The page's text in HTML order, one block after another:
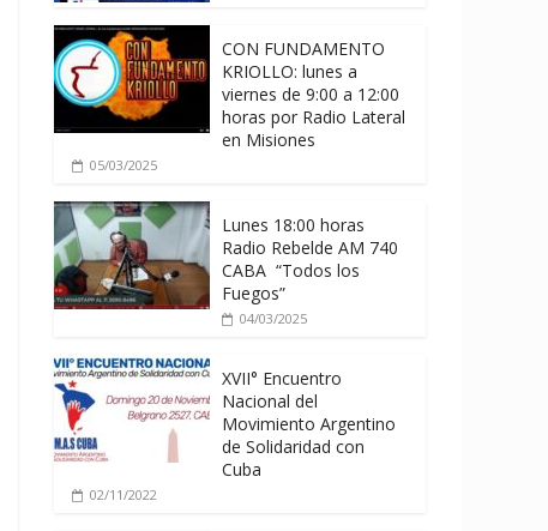
CON FUNDAMENTO
KRIOLLO: lunes a
viernes de 9:00 a 12:00
horas por Radio Lateral
en Misiones
05/03/2025
Lunes 18:00 horas
Radio Rebelde AM 740
CABA “Todos los
Fuegos”
04/03/2025
XVII° Encuentro
Nacional del
Movimiento Argentino
de Solidaridad con
Cuba
02/11/2022